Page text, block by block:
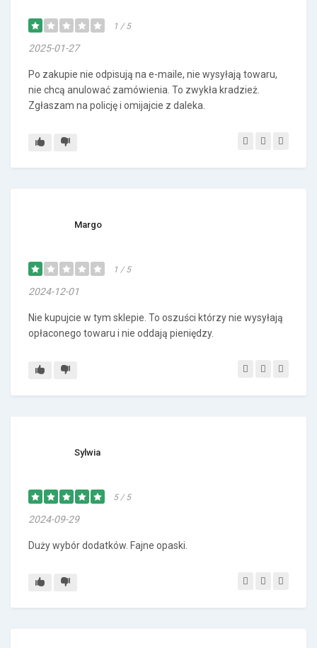
1 / 5
2025-01-27
Po zakupie nie odpisują na e-maile, nie wysyłają towaru,
nie chcą anulować zamówienia. To zwykła kradzież.
Zgłaszam na policję i omijajcie z daleka.
Margo
1 / 5
2024-12-01
Nie kupujcie w tym sklepie. To oszuści którzy nie wysyłają
opłaconego towaru i nie oddają pieniędzy.
Sylwia
5 / 5
2024-09-29
Duży wybór dodatków. Fajne opaski.